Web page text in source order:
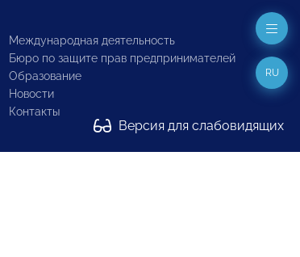
Международная деятельность
Бюро по защите прав предпринимателей
Образование
Новости
Контакты
Версия для слабовидящих
RU